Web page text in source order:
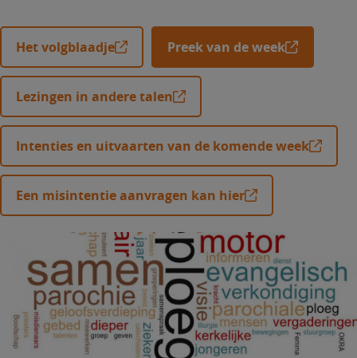
Het volgblaadje Preek van de week
Lezingen in andere talen
Intenties en uitvaarten van de komende week
Een misintentie aanvragen kan hier